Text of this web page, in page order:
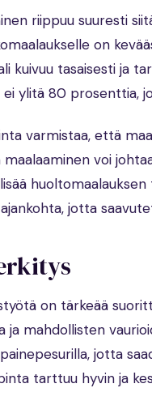
riippuu suuresti
on
kuivuu tasaisesti ja
ylitä 80 prosenttia,
varmistaa, että
maalaaminen voi
jotta
on tärkeää
ja mahdollisten
jotta
tarttuu hyvin ja